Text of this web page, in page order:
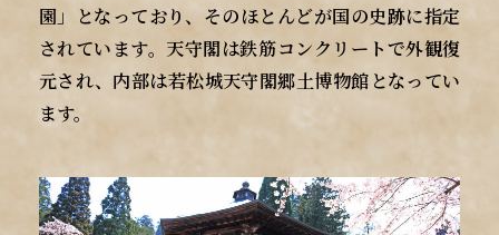
園」となっており、そのほとんどが国の史跡に指定
されています。天守閣は鉄筋コンクリートで外観復
元され、内部は若松城天守閣郷土博物館となってい
ます。